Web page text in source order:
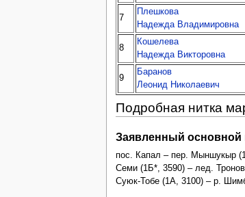
7
Плешкова
Надежда Владимировна
8
Кошелева
Надежда Викторовна
9
Баранов
Леонид Николаевич
Подробная нитка
Заявленный основной
пос. Капал – пер. Мыншукыр
Семи (1Б*, 3590) – лед.
Суюк-Тобе (1А, 3100) – р.